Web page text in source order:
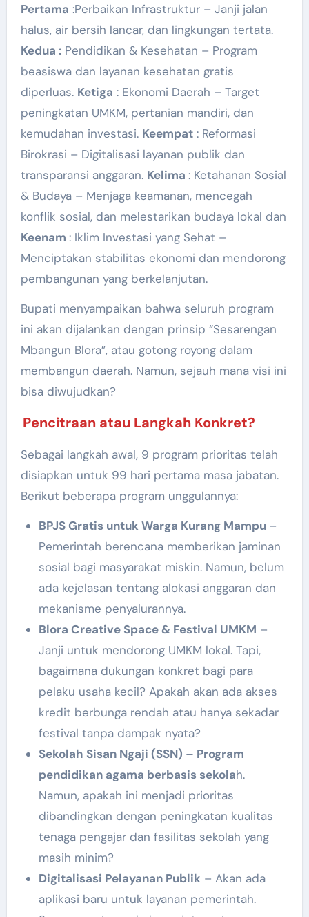
Pertama :Perbaikan Infrastruktur – Janji jalan
halus, air bersih lancar, dan lingkungan tertata.
Kedua :Pendidikan & Kesehatan – Program
beasiswa dan layanan kesehatan gratis
diperluas. Ketiga : Ekonomi Daerah – Target
peningkatan UMKM, pertanian mandiri, dan
kemudahan investasi. Keempat: Reformasi
Birokrasi – Digitalisasi layanan publik dan
transparansi anggaran. Kelima : Ketahanan Sosial
& Budaya – Menjaga keamanan, mencegah
konflik sosial, dan melestarikan budaya lokal dan
Keenam : Iklim Investasi yang Sehat –
Menciptakan stabilitas ekonomi dan mendorong
pembangunan yang berkelanjutan.
Bupati menyampaikan bahwa seluruh program
ini akan dijalankan dengan prinsip “Sesarengan
Mbangun Blora”, atau gotong royong dalam
membangun daerah. Namun, sejauh mana visi ini
bisa diwujudkan?
Pencitraan atau Langkah Konkret?
Sebagai langkah awal, 9 program prioritas telah
disiapkan untuk 99 hari pertama masa jabatan.
Berikut beberapa program unggulannya:
BPJS Gratis untuk Warga Kurang Mampu –
Pemerintah berencana memberikan jaminan
sosial bagi masyarakat miskin. Namun, belum
ada kejelasan tentang alokasi anggaran dan
mekanisme penyalurannya.
Blora Creative Space & Festival UMKM –
Janji untuk mendorong UMKM lokal. Tapi,
bagaimana dukungan konkret bagi para
pelaku usaha kecil? Apakah akan ada akses
kredit berbunga rendah atau hanya sekadar
festival tanpa dampak nyata?
Sekolah Sisan Ngaji (SSN) – Program
pendidikan agama berbasis sekolah.
Namun, apakah ini menjadi prioritas
dibandingkan dengan peningkatan kualitas
tenaga pengajar dan fasilitas sekolah yang
masih minim?
Digitalisasi Pelayanan Publik– Akan ada
aplikasi baru untuk layanan pemerintah.